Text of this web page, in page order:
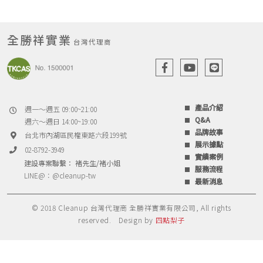
全勝祥實業 台灣代理商
週一～週五 09:00~21:00
週六～週日 14:00~19:00
台北市內湖區民權東路六段199號
02-8792-3949
建設專案聯繫： 褚先生/褚小姐
LINE@： @cleanup-tw
產品介紹
Q&A
品牌故事
展示據點
實績案例
服務流程
最新消息
© 2018 Cleanup 台灣代理商 全勝祥實業有限公司, All rights
reserved.
Design by 四點梨子